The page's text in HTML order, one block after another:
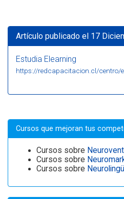
Artículo publicado el 17
Estudia Elearning
https://redcapacitacion.cl/centro/
Cursos que mejoran tus
Cursos sobre
Cursos sobre
Cursos sobre